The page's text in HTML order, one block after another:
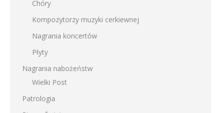
Chóry
Kompozytorzy muzyki cerkiewnej
Nagrania koncertów
Płyty
Nagrania nabożeństw
Wielki Post
Patrologia